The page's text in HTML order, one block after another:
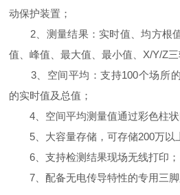
动保护装置；
2、测量结果：实时值、均方根
值、峰值、最大值、最小值、X/Y/Z三
3、空间平均：支持100个场所的
的实时值及总值；
4、空间平均测量值通过彩色柱状
5、大容量存储，可存储200万以
6、支持检测结果现场无线打印；
7、配备无电传导特性的专用三脚